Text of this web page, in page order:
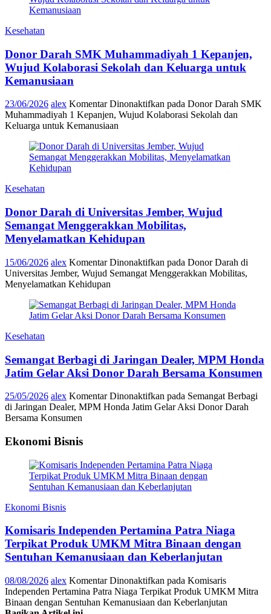
Kesehatan
Donor Darah SMK Muhammadiyah 1 Kepanjen,
Wujud Kolaborasi Sekolah dan Keluarga untuk
Kemanusiaan
23/06/2026 alex Komentar Dinonaktifkan pada Donor Darah SMK
Muhammadiyah 1 Kepanjen, Wujud Kolaborasi Sekolah dan
Keluarga untuk Kemanusiaan
Kesehatan
Donor Darah di Universitas Jember, Wujud
Semangat Menggerakkan Mobilitas,
Menyelamatkan Kehidupan
15/06/2026 alex Komentar Dinonaktifkan pada Donor Darah di
Universitas Jember, Wujud Semangat Menggerakkan Mobilitas,
Menyelamatkan Kehidupan
Kesehatan
Semangat Berbagi di Jaringan Dealer, MPM Honda
Jatim Gelar Aksi Donor Darah Bersama Konsumen
25/05/2026 alex Komentar Dinonaktifkan pada Semangat Berbagi
di Jaringan Dealer, MPM Honda Jatim Gelar Aksi Donor Darah
Bersama Konsumen
Ekonomi Bisnis
Ekonomi Bisnis
Komisaris Independen Pertamina Patra Niaga
Terpikat Produk UMKM Mitra Binaan dengan
Sentuhan Kemanusiaan dan Keberlanjutan
08/08/2026 alex Komentar Dinonaktifkan pada Komisaris
Independen Pertamina Patra Niaga Terpikat Produk UMKM Mitra
Binaan dengan Sentuhan Kemanusiaan dan Keberlanjutan